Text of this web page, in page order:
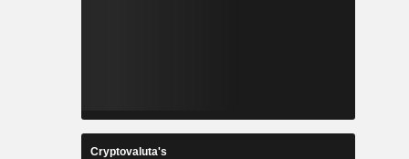
Cryptovaluta's